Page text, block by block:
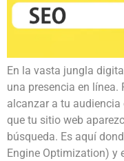
En la vasta jungla
una presencia en
alcanzar a tu
que tu sitio web
búsqueda. Es aquí
Engine Optimization) y